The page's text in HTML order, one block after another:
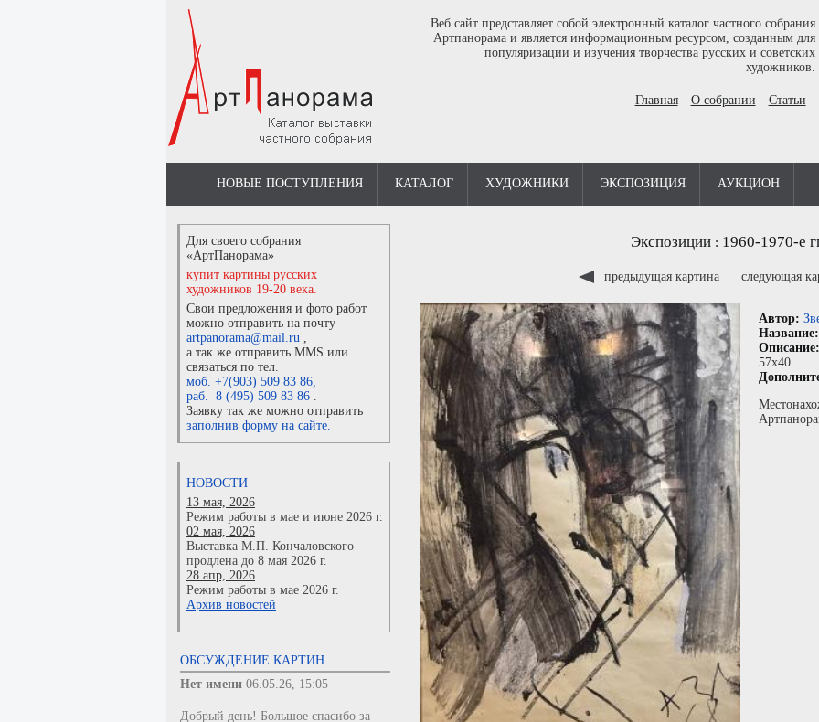
Веб сайт представляет собой электронный каталог частного собрания
Артпанорама и является информационным ресурсом, созданным для
популяризации и изучения творчества русских и советских
художников.
Главная О собрании Статьи
НОВЫЕ ПОСТУПЛЕНИЯ КАТАЛОГ ХУДОЖНИКИ ЭКСПОЗИЦИЯ АУКЦИОН
Для своего собрания
«АртПанорама»
купит картины русских
художников 19-20 века.
Свои предложения и фото работ
можно отправить на почту
artpanorama@mail.ru ,
а так же отправить MMS или
связаться по тел.
моб. +7(903) 509 83 86,
раб. 8 (495) 509 83 86 .
Заявку так же можно отправить
заполнив форму на сайте.
НОВОСТИ
13 мая, 2026
Режим работы в мае и июне 2026 г.
02 мая, 2026
Выставка М.П. Кончаловского
продлена до 8 мая 2026 г.
28 апр, 2026
Режим работы в мае 2026 г.
Архив новостей
ОБСУЖДЕНИЕ КАРТИН
Нет имени 06.05.26, 15:05
Добрый день! Большое спасибо за
Экспозиции: 1960-1970-е
предыдущая картина следующая
Автор:
57x40.